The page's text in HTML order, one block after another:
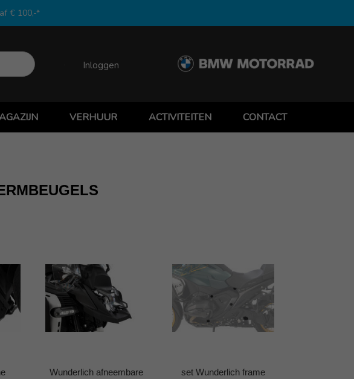
€ 100,-*
Inloggen
VERHUUR ACTIVITEITEN CONTACT
Wunderlich afneembare
set Wunderlich frame